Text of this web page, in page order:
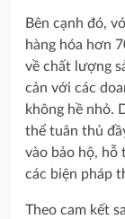
Bên cạnh đó,
hàng hóa hơn
về chất lượng
cản với các
không hề nhỏ.
thể tuân thủ
vào bảo hộ, hỗ
các biện pháp
Theo cam kết